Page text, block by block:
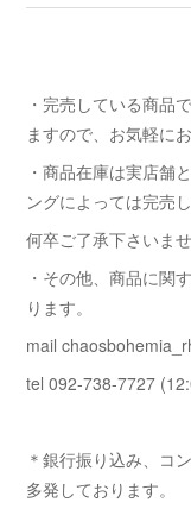
・完売している商品
ますので、お気軽に
・商品在庫は実店舗
ングによっては完売
何卒ご了承下さいませ
・その他、商品に関
ります。
mail
tel 092-738-7727
＊銀行振り込み、コ
多発しております。